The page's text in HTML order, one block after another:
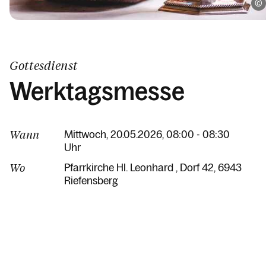
Gottesdienst
Werktagsmesse
Wann
Mittwoch, 20.05.2026, 08:00 - 08:30
Uhr
Wo Pfarrkirche Hl. Leonhard Dorf 42 6943
Riefensberg